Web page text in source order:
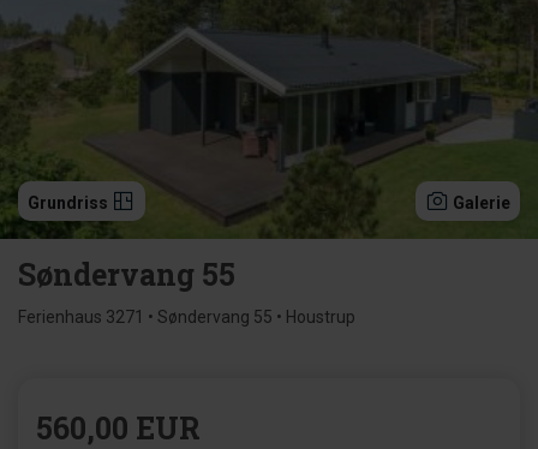
Grundriss Galerie
Søndervang 55
Ferienhaus 3271 • Søndervang 55 • Houstrup
560,00 EUR